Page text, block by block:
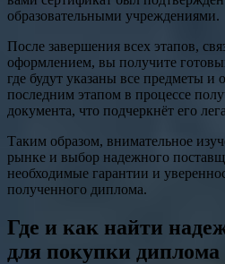
образовательными учреждениями.
После завершения всех этапов,
оформлением, вы получите
где будут указаны все предметы и
последним этапом в процессе
документа, что подчеркнёт его
Таким образом, внимательное
рынке и выбор надежного
необходимые гарантии и
полученного диплома.
Где и как найти
для покупки диплома